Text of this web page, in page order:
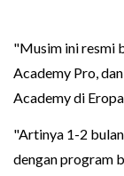
"Musim ini resmi
Academy Pro,
Academy di
"Artinya 1-2
dengan program